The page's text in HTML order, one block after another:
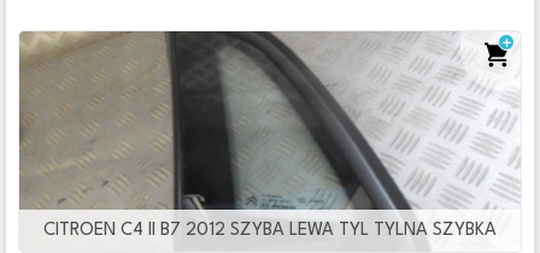
CITROEN C4 II B7 2012 SZYBA LEWA TYL TYLNA SZYBKA